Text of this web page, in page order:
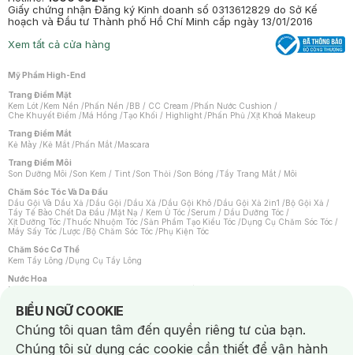
Giấy chứng nhận Đăng ký Kinh doanh số 0313612829 do Sở Kế
hoạch và Đầu tư Thành phố Hồ Chí Minh cấp ngày 13/01/2016
Xem tất cả cửa hàng
Mỹ Phẩm High-End
Trang Điểm Mặt
Kem Lót /Kem Nền /Phấn Nền /BB / CC Cream /Phấn Nước Cushion /
Che Khuyết Điểm /Má Hồng /Tạo Khối / Highlight /Phấn Phủ /Xịt Khoá Makeup
Trang Điểm Mắt
Kẻ Mày /Kẻ Mắt /Phấn Mắt /Mascara
Trang Điểm Môi
Son Dưỡng Môi /Son Kem / Tint /Son Thỏi /Son Bóng /Tẩy Trang Mắt / Môi
Chăm Sóc Tóc Và Da Đầu
Dầu Gội Và Dầu Xả /Dầu Gội /Dầu Xả /Dầu Gội Khô /Dầu Gội Xả 2in1 /Bộ Gội Xả /
Tẩy Tế Bào Chết Da Đầu /Mặt Nạ / Kem Ủ Tóc /Serum / Dầu Dưỡng Tóc /
Xịt Dưỡng Tóc /Thuốc Nhuộm Tóc /Sản Phẩm Tạo Kiểu Tóc /Dụng Cụ Chăm Sóc Tóc /
Máy Sấy Tóc /Lược /Bộ Chăm Sóc Tóc /Phụ Kiện Tóc
Chăm Sóc Cơ Thể
Kem Tẩy Lông /Dụng Cụ Tẩy Lông
Nước Hoa
Nước Hoa Nữ
Chăm Sóc Cá Nhân
Chống Muỗi /Khẩu Trang /Máy Massage/Mặt Nạ Xông Hơi /Nước Rửa Tay/
Sản Phẩm Chăm Sóc Khác /Bàn Chải Đánh Răng /Bàn Chải Điện/
Hỗ Trợ Trắng Răng/Kem Đánh Răng /Máy Tăm Nước/ Nước Súc Miệng/
BIỂU NGỮ COOKIE
Notice about cookies usage
Chúng tôi quan tâm đến quyền riêng tư của bạn.
Chúng tôi sử dụng các cookie cần thiết để vận hành